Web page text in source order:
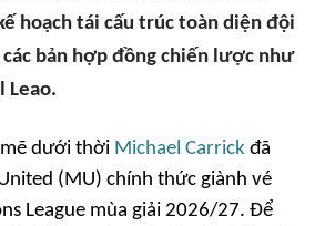
hoạch tái cấu trúc toàn diện đội
bản hợp đồng chiến lược như
Leao.
dưới thời Michael Carrick đã
(MU) chính thức giành vé
League mùa giải 2026/27. Để